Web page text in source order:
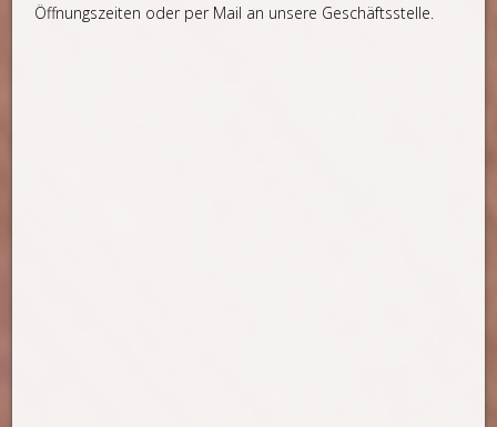
Öffnungszeiten oder per Mail an unsere Geschäftsstelle.